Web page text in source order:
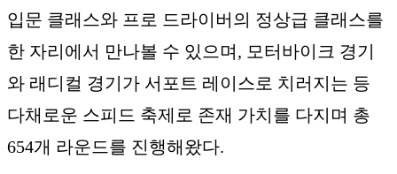
입문 클래스와 프로 드라이버의 정상급 클래스를
한 자리에서 만나볼 수 있으며, 모터바이크 경기
와 래디컬 경기가 서포트 레이스로 치러지는 등
다채로운 스피드 축제로 존재 가치를 다지며 총
654개 라운드를 진행해왔다.